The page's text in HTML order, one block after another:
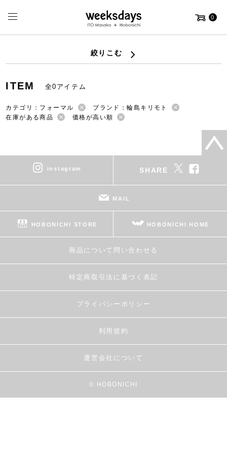
0
絞りこむ
ITEM 全0アイテム
カテゴリ：フォーマル
ブランド：輪島キリモト
在庫がある商品
価格が高い順
instagram SHARE
MAIL
HOBONICHI STORE HOBONICHI HOME
商品について問い合わせる
特定商取引法に基づく表記
プライバシーポリシー
利用規約
運営会社について
© HOBONICHI